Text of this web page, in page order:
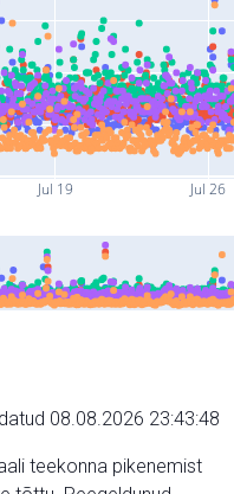
Jul 19 Jul 26
08.08.2026 23:43:48
teekonna pikenemist